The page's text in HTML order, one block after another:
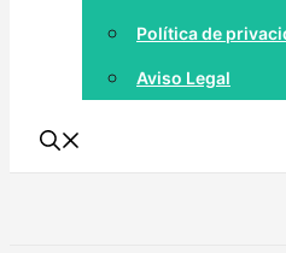
Política de
Aviso Legal